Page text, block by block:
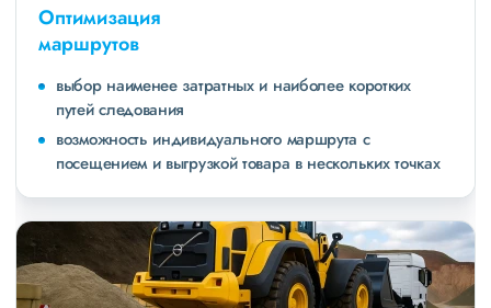
Оптимизация
маршрутов
выбор наименее затратных и наиболее коротких
путей следования
возможность индивидуального маршрута с
посещением и выгрузкой товара в нескольких точках